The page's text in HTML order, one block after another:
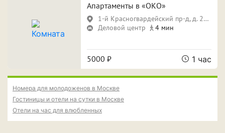
Апартаменты в «ОКО»
1-й Красногвардейский пр-д, д. 21, стр. 2
Деловой центр
4 мин
5000 ₽ 1 час
Номера для молодоженов в Москве
Гостиницы и отели на сутки в Москве
Отели на час для влюбленных